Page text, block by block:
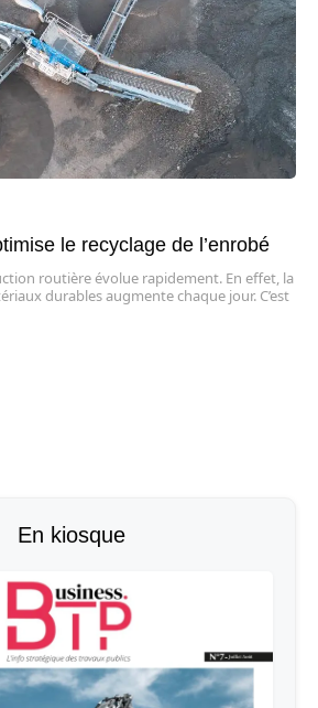
le recyclage de l’enrobé
routière évolue rapidement. En effet, la
durables augmente chaque jour. C’est
En kiosque